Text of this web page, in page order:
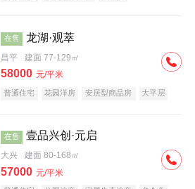
在售 龙湖·观萃
昌平 建面 77-129㎡
58000 元/平米
普通住宅 花园洋房 安居型商品房
大平层
在售 壹品兴创·元启
大兴 建面 80-168㎡
57000 元/平米